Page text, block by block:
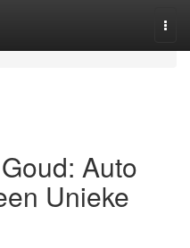
Auto
Unieke